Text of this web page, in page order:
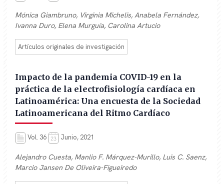
Mónica Giambruno, Virginia Michelis, Anabela Fernández,
Ivanna Duro, Elena Murguía, Carolina Artucio
Artículos originales de investigación
Impacto de la pandemia COVID-19 en la
práctica de la electrofisiología cardíaca en
Latinoamérica: Una encuesta de la Sociedad
Latinoamericana del Ritmo Cardíaco
Vol. 36 Junio, 2021
Alejandro Cuesta, Manlio F. Márquez-Murillo, Luis C. Saenz,
Marcio Jansen De Oliveira-Figueiredo